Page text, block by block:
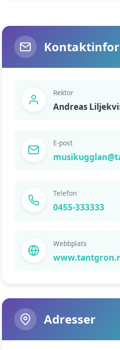
Rektor
Andreas
E-post
Telefon
0455-333333
Webbplats
Adresser